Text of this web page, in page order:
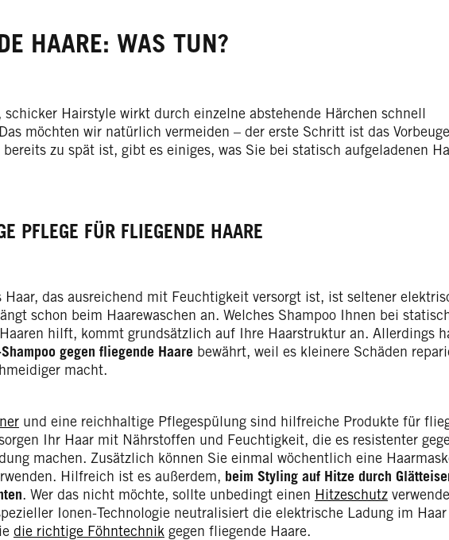
HAARE: WAS TUN?
schicker Hairstyle wirkt durch einzelne abstehende Härchen schnell
möchten wir natürlich vermeiden – der erste Schritt ist das
bereits zu spät ist, gibt es einiges, was Sie bei statisch aufgeladenen
PFLEGE FÜR FLIEGENDE HAARE
Haar, das ausreichend mit Feuchtigkeit versorgt ist, ist seltener
schon beim Haarewaschen an. Welches Shampoo Ihnen bei
hilft, kommt grundsätzlich auf Ihre Haarstruktur an. Allerdings
gegen fliegende Haare bewährt, weil es kleinere Schäden
macht.
und eine reichhaltige Pflegespülung sind hilfreiche Produkte für
Ihr Haar mit Nährstoffen und Feuchtigkeit, die es resistenter
machen. Zusätzlich können Sie einmal wöchentlich eine
Hilfreich ist es außerdem, beim Styling auf Hitze durch
. Wer das nicht möchte, sollte unbedingt einen Hitzeschutz
Ionen-Technologie neutralisiert die elektrische Ladung im
die richtige Föhntechnik gegen fliegende Haare.